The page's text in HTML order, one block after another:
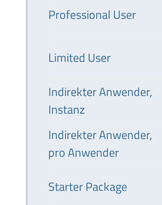
Professional User
Limited User
Indirekter Anwender,
Instanz
Indirekter Anwender,
pro Anwender
Starter Package